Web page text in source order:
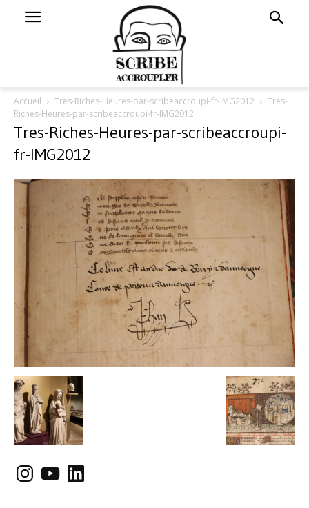
Accueil Tres-Riches-Heures-par-scribeaccroupi-fr-IMG2012
Tres-
Riches-Heures-par-scribeaccroupi-fr-IMG2012
Tres-Riches-Heures-par-scribeaccroupi-
fr-IMG2012
Instagram
YouTubeLinkedIn